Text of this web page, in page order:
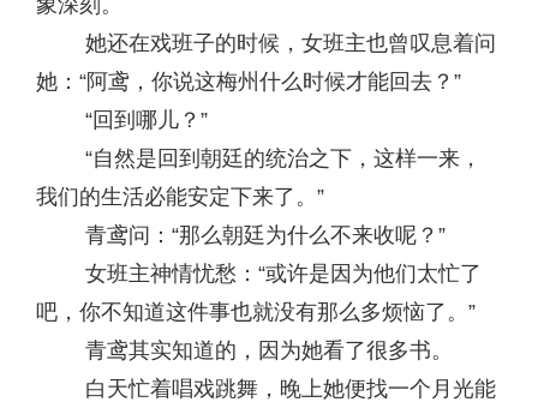
象深刻。
她还在戏班子的时候，女班主也曾叹息着问
她：“阿鸢，你说这梅州什么时候才能回去？”
“回到哪儿？”
“自然是回到朝廷的统治之下，这样一来，
我们的生活必能安定下来了。”
青鸢问：“那么朝廷为什么不来收呢？”
女班主神情忧愁：“或许是因为他们太忙了
吧，你不知道这件事也就没有那么多烦恼了。”
青鸢其实知道的，因为她看了很多书。
白天忙着唱戏跳舞，晚上她便找一个月光能